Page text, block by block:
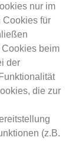
nur im
Cookies für
beim
der
die zur
(z.B.